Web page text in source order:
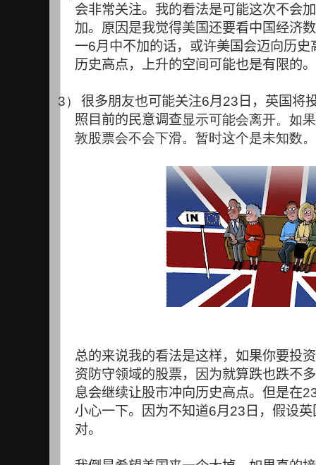
会非常关注。我的看法是可能这次不会
加。原因是我觉得美国还要看中国经济
一6月中不加的话，或许美国会迈向历
历史高点，上升的空间可能也是有限的。
3） 很多朋友也可能关注6月 23 日，英国将
照目前的民意调查显示可能会离开。如
敦股票会不会下滑。暂时这个是未知数。
总的来说我的看法是这样，如果你要投
资防守领域的股票，因为就算跌也跌不
息会继续让股市冲向历史高点。但是在
小心一下。因为不知道6月 23 日，假设
对。